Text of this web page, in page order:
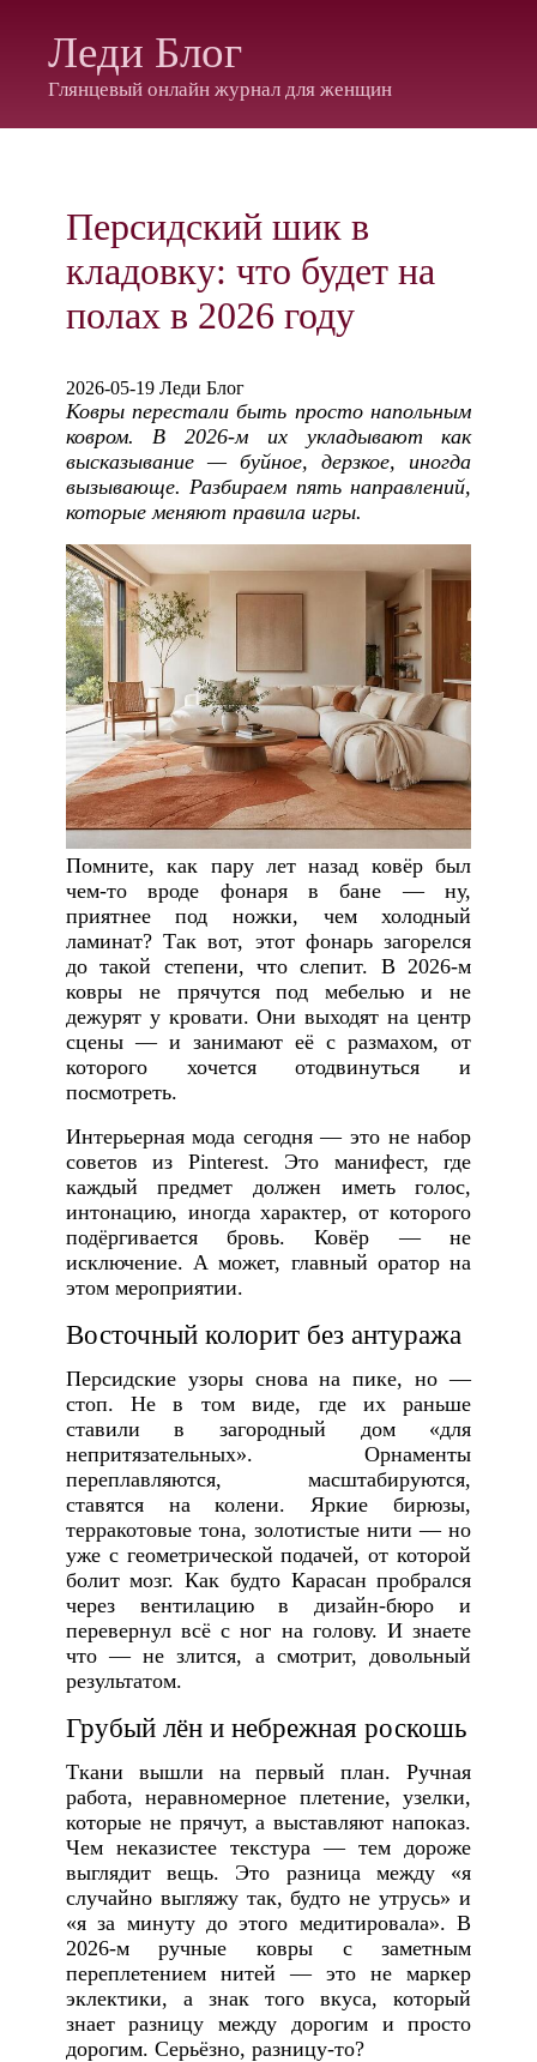
Леди Блог
Глянцевый онлайн журнал для женщин
Персидский шик в
кладовку: что будет на
полах в 2026 году
2026-05-19 Леди Блог
Ковры перестали быть просто напольным
ковром. В 2026-м их укладывают как
высказывание — буйное, дерзкое, иногда
вызывающе. Разбираем пять направлений,
которые меняют правила игры.
Помните, как пару лет назад ковёр был
чем-то вроде фонаря в бане — ну,
приятнее под ножки, чем холодный
ламинат? Так вот, этот фонарь загорелся
до такой степени, что слепит. В 2026-м
ковры не прячутся под мебелью и не
дежурят у кровати. Они выходят на центр
сцены — и занимают её с размахом, от
которого хочется отодвинуться и
посмотреть.
Интерьерная мода сегодня — это не набор
советов из Pinterest. Это манифест, где
каждый предмет должен иметь голос,
интонацию, иногда характер, от которого
подёргивается бровь. Ковёр — не
исключение. А может, главный оратор на
этом мероприятии.
Восточный колорит без антуража
Персидские узоры снова на пике, но —
стоп. Не в том виде, где их раньше
ставили в загородный дом «для
непритязательных». Орнаменты
переплавляются, масштабируются,
ставятся на колени. Яркие бирюзы,
терракотовые тона, золотистые нити — но
уже с геометрической подачей, от которой
болит мозг. Как будто Карасан пробрался
через вентилацию в дизайн-бюро и
перевернул всё с ног на голову. И знаете
что — не злится, а смотрит, довольный
результатом.
Грубый лён и небрежная роскошь
Ткани вышли на первый план. Ручная
работа, неравномерное плетение, узелки,
которые не прячут, а выставляют напоказ.
Чем неказистее текстура — тем дороже
выглядит вещь. Это разница между «я
случайно выгляжу так, будто не утрусь» и
«я за минуту до этого медитировала». В
2026-м ручные ковры с заметным
переплетением нитей — это не маркер
эклектики, а знак того вкуса, который
знает разницу между дорогим и просто
дорогим. Серьёзно, разницу-то?